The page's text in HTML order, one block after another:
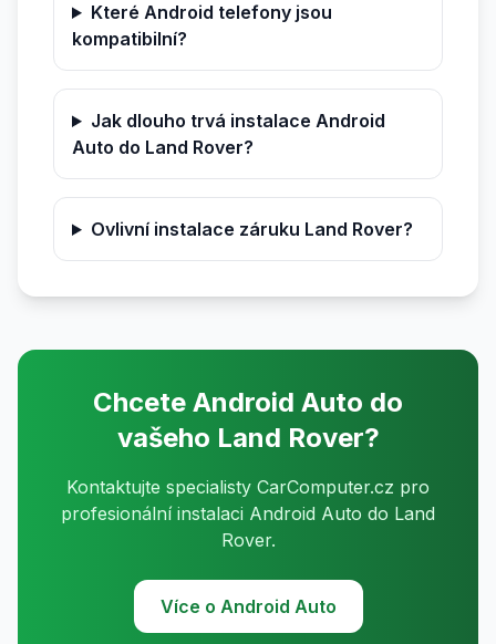
Které Android telefony jsou
kompatibilní?
Jak dlouho trvá instalace Android
Auto do Land Rover?
Ovlivní instalace záruku Land Rover?
Chcete Android Auto do
vašeho Land Rover?
Kontaktujte specialisty CarComputer.cz pro
profesionální instalaci Android Auto do Land
Rover.
Více o Android Auto